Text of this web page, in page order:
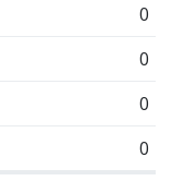
0
0
0
0